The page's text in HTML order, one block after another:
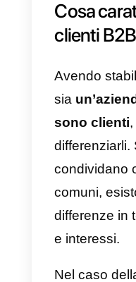
cliente
poiché
clienti a
perché
servizio
B2B.